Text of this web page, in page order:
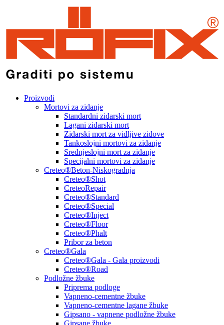
Proizvodi
Mortovi za zidanje
Standardni zidarski mort
Lagani zidarski mort
Zidarski mort za vidljive zidove
Tankoslojni mortovi za zidanje
Srednjeslojni mort za zidanje
Specijalni mortovi za zidanje
Creteo®Beton-Niskogradnja
Creteo®Shot
CreteoRepair
Creteo®Standard
Creteo®Special
Creteo®Inject
Creteo®Floor
Creteo®Phalt
Pribor za beton
Creteo®Gala
Creteo®Gala - Gala proizvodi
Creteo®Road
Podložne žbuke
Priprema podloge
Vapneno-cementne žbuke
Vapneno-cementne lagane žbuke
Gipsano - vapnene podložne žbuke
Gipsane žbuke